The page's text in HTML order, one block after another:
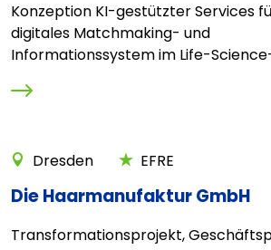
Konzeption KI-gestützter Services
digitales Matchmaking- und
Informationssystem im Life-
Dresden EFRE
Die Haarmanufaktur GmbH
Transformationsprojekt,